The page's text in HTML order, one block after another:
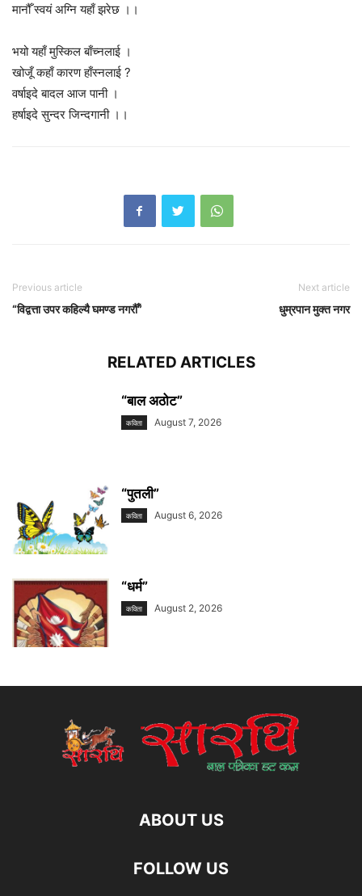
मानौँ स्वयं अग्नि यहाँ झरेछ ।।
भयो यहाँ मुस्किल बाँच्नलाई ।
खोजूँ कहाँ कारण हाँस्नलाई ?
वर्षाइदे बादल आज पानी ।
हर्षाइदे सुन्दर जिन्दगानी ।।
Previous article
“विद्वत्ता उपर कहिल्यै घमण्ड नगरौँ”
Next article
धुम्रपान मुक्त नगर
RELATED ARTICLES
“बाल अठोट”
कविता August 7, 2026
“पुतली”
कविता August 6, 2026
“धर्म”
कविता August 2, 2026
ABOUT US
FOLLOW US